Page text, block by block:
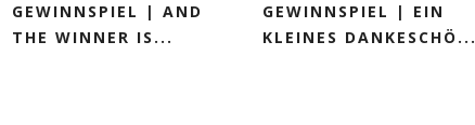
GEWINNSPIEL | AND
THE WINNER IS...
GEWINNSPIEL | EIN
KLEINES DANKESCHÖ...